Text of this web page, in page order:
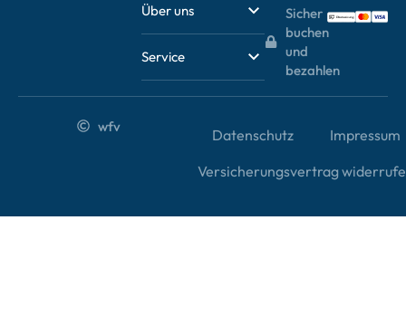
Über uns
Service
Sicher
buchen
und
bezahlen
wfv Datenschutz
Impressum
Versicherungsvertrag